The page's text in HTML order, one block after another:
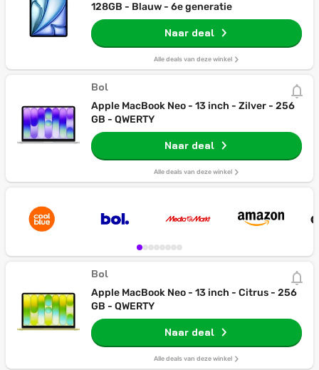
128GB - Blauw - 6e generatie
Naar deal
Alle deals van deze winkel
Bol
Apple MacBook Neo - 13 inch - Zilver - 256
GB - QWERTY
Naar deal
Alle deals van deze winkel
Bol
Apple MacBook Neo - 13 inch - Citrus - 256
GB - QWERTY
Naar deal
Alle deals van deze winkel